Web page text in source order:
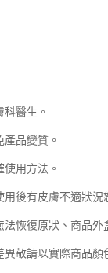
醫生。
品變質。
用方法。
後有皮膚不適狀況
恢復原狀、商品外
敬請以實際商品顏